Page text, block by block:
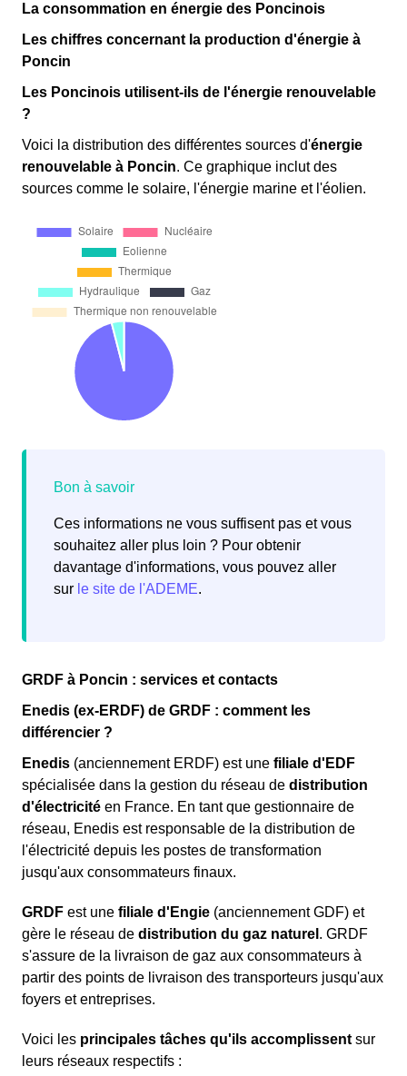
La consommation en énergie des Poncinois
Les chiffres concernant la production d'énergie à
Poncin
Les Poncinois utilisent-ils de l'énergie renouvelable
?
Voici la distribution des différentes sources d'énergie
renouvelable à Poncin. Ce graphique inclut des
sources comme le solaire, l'énergie marine et l'éolien.
Ces informations ne vous suffisent pas et vous
souhaitez aller plus loin ? Pour obtenir
davantage d'informations, vous pouvez aller
sur le site de l'ADEME.
GRDF à Poncin : services et contacts
Enedis (ex-ERDF) de GRDF : comment les
différencier ?
Enedis (anciennement ERDF) est une filiale d'EDF
spécialisée dans la gestion du réseau de distribution
d'électricité en France. En tant que gestionnaire de
réseau, Enedis est responsable de la distribution de
l'électricité depuis les postes de transformation
jusqu'aux consommateurs finaux.
GRDF est une filiale d'Engie (anciennement GDF) et
gère le réseau de distribution du gaz naturel . GRDF
s'assure de la livraison de gaz aux consommateurs à
partir des points de livraison des transporteurs jusqu'aux
foyers et entreprises.
Voici les principales tâches qu'ils accomplissent sur
leurs réseaux respectifs :